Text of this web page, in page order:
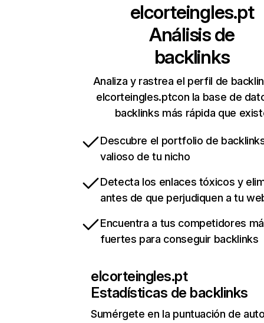
elcorteingles.pt
Análisis de
backlinks
Analiza y rastrea el perfil de
elcorteingles.ptcon la base de
backlinks más rápida que
Descubre el portfolio de
valioso de tu nicho
Detecta los enlaces tóxicos y
antes de que perjudiquen a tu
Encuentra a tus competidores
fuertes para conseguir backlinks
elcorteingles.pt
Estadísticas de backlinks
Sumérgete en la puntuación de